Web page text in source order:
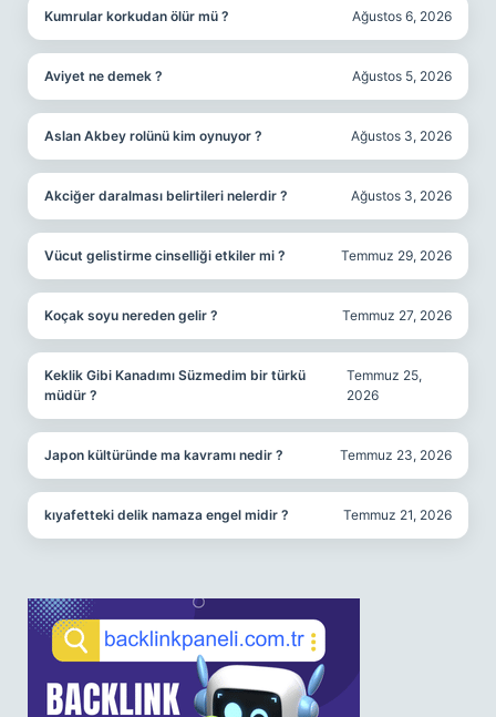
Kumrular korkudan ölür mü ? Ağustos 6, 2026
Aviyet ne demek ? Ağustos 5, 2026
Aslan Akbey rolünü kim oynuyor ? Ağustos 3, 2026
Akciğer daralması belirtileri nelerdir ? Ağustos 3, 2026
Vücut gelistirme cinselliği etkiler mi ? Temmuz 29, 2026
Koçak soyu nereden gelir ? Temmuz 27, 2026
Keklik Gibi Kanadımı Süzmedim bir türkü
müdür ?
Temmuz 25,
2026
Japon kültüründe ma kavramı nedir ? Temmuz 23, 2026
kıyafetteki delik namaza engel midir ? Temmuz 21, 2026